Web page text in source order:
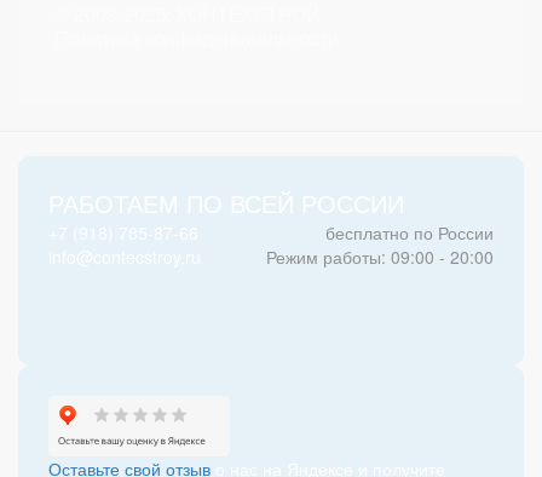
РАБОТАЕМ ПО ВСЕЙ РОССИИ
+7 (918) 785-87-66
бесплатно по России
info@contecstroy.ru
Режим работы: 09:00 - 20:00
Оставьте свой отзыв о нас на Яндексе и получите